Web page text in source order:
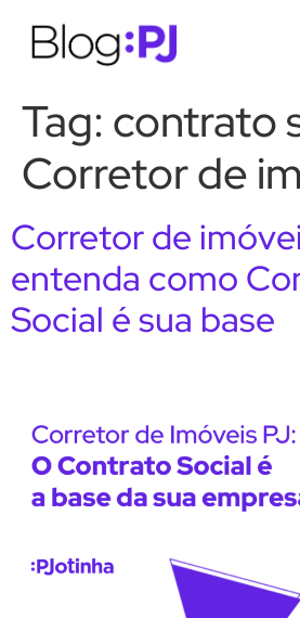
Tag: contrato
Corretor de
Corretor de
entenda como
Social é sua base